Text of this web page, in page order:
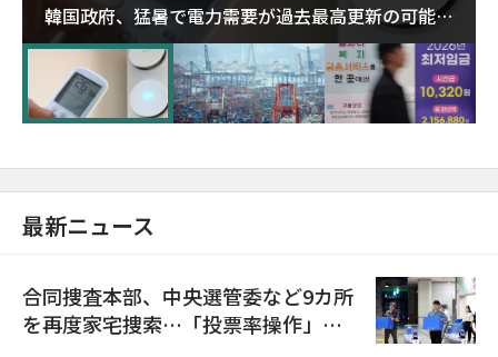
韓国政府、猛暑で電力需要が過去最高更新の可能性
に需給対応体制を点検
最新ニュース
合同捜査本部、中央選管委など9カ所
を再度家宅捜索…「投票率操作」の